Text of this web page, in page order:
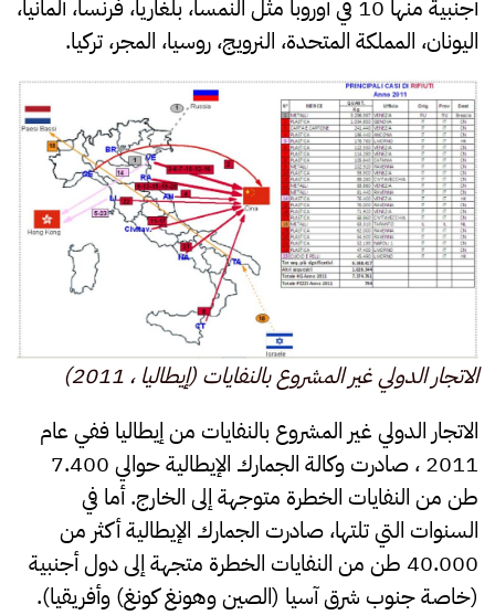
أجنبية منها 10 في أوروبا مثل النمسا، بلغاريا، فرنسا، ألمانيا،
اليونان، المملكة المتحدة، النرويج، روسيا، المجر، تركيا.
الاتجار الدولي غير المشروع بالنفايات (إيطاليا ، 2011)
الاتجار الدولي غير المشروع بالنفايات من إيطاليا ففي عام
2011 ، صادرت وكالة الجمارك الإيطالية حوالي 7.400
طن من النفايات الخطرة متوجهة إلى الخارج. أما في
السنوات التي تلتها، صادرت الجمارك الإيطالية أكثر من
40.000 طن من النفايات الخطرة متجهة إلى دول أجنبية
(خاصة جنوب شرق آسيا (الصين وهونغ كونغ) وأفريقيا).